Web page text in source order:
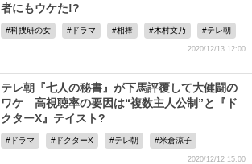
者にもウケた!?
科捜研の女 ドラマ 相棒 木村文乃 テレ朝
2020/12/13 12:00
テレ朝『七人の秘書』が下馬評覆して大健闘の
ワケ 高視聴率の要因は“複数主人公制”と『ド
クターX』テイスト?
ドラマ ドクターX テレ朝 米倉涼子
2020/12/12 15:00